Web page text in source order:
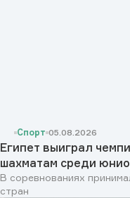
Спорт 05.08.2026
Египет выиграл
шахматам среди
В соревнованиях
стран